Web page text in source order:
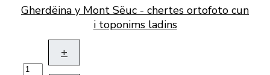
Gherdëina y Mont Sëuc - chertes ortofoto cun
i toponims ladins
+